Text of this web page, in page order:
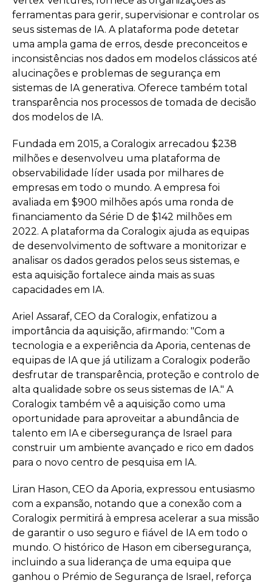
ferramentas para gerir, supervisionar e controlar os
seus sistemas de IA. A plataforma pode detetar
uma ampla gama de erros, desde preconceitos e
inconsistências nos dados em modelos clássicos até
alucinações e problemas de segurança em
sistemas de IA generativa. Oferece também total
transparência nos processos de tomada de decisão
dos modelos de IA.
Fundada em 2015, a Coralogix arrecadou $238
milhões e desenvolveu uma plataforma de
observabilidade líder usada por milhares de
empresas em todo o mundo. A empresa foi
avaliada em $900 milhões após uma ronda de
financiamento da Série D de $142 milhões em
2022. A plataforma da Coralogix ajuda as equipas
de desenvolvimento de software a monitorizar e
analisar os dados gerados pelos seus sistemas, e
esta aquisição fortalece ainda mais as suas
capacidades em IA.
Ariel Assaraf, CEO da Coralogix, enfatizou a
importância da aquisição, afirmando: "Com a
tecnologia e a experiência da Aporia, centenas de
equipas de IA que já utilizam a Coralogix poderão
desfrutar de transparência, proteção e controlo de
alta qualidade sobre os seus sistemas de IA." A
Coralogix também vê a aquisição como uma
oportunidade para aproveitar a abundância de
talento em IA e cibersegurança de Israel para
construir um ambiente avançado e rico em dados
para o novo centro de pesquisa em IA.
Liran Hason, CEO da Aporia, expressou entusiasmo
com a expansão, notando que a conexão com a
Coralogix permitirá à empresa acelerar a sua missão
de garantir o uso seguro e fiável de IA em todo o
mundo. O histórico de Hason em cibersegurança,
incluindo a sua liderança de uma equipa que
ganhou o Prémio de Segurança de Israel, reforça